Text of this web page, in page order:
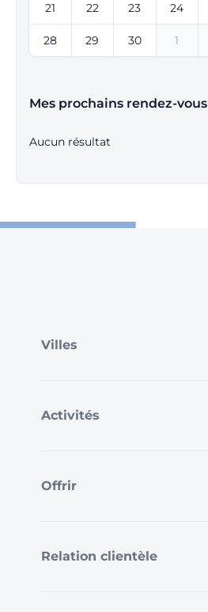
21 22 23 24
28 29 30 1
Mes prochains rendez-vous
Aucun résultat
Villes
Activités
Offrir
Relation clientèle